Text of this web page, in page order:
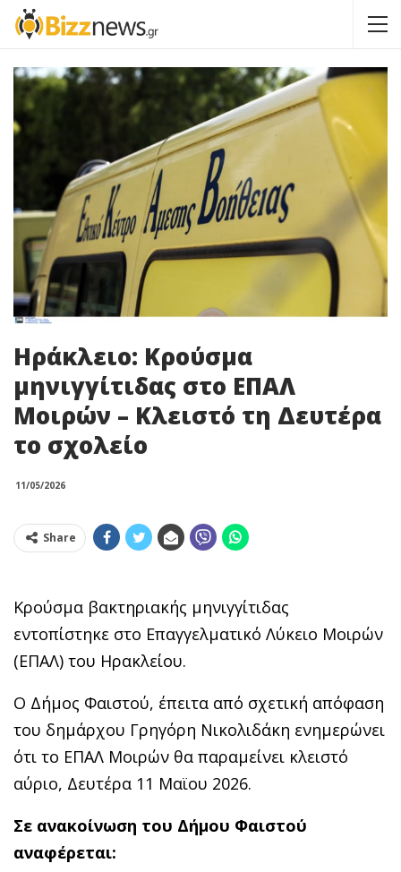
Ηράκλειο: Κρούσμα
μηνιγγίτιδας στο ΕΠΑΛ
Μοιρών – Κλειστό τη Δευτέρα
το σχολείο
11/05/2026
Share
Κρούσμα βακτηριακής μηνιγγίτιδας
εντοπίστηκε στο Επαγγελματικό Λύκειο Μοιρών
(ΕΠΑΛ) του Ηρακλείου.
Ο Δήμος Φαιστού, έπειτα από σχετική απόφαση
του δημάρχου Γρηγόρη Νικολιδάκη ενημερώνει
ότι το ΕΠΑΛ Μοιρών θα παραμείνει κλειστό
αύριο, Δευτέρα 11 Μαϊου 2026.
Σε ανακοίνωση του Δήμου Φαιστού
αναφέρεται: